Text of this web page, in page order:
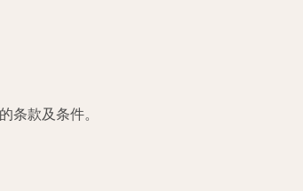
款及条件。